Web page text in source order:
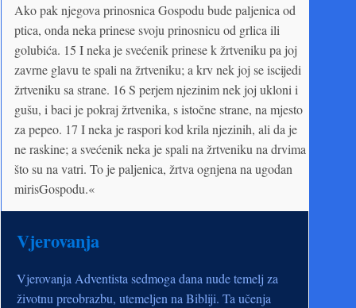
Ako pak njegova prinosnica Gospodu bude paljenica od
ptica, onda neka prinese svoju prinosnicu od grlica ili
golubića. 15 I neka je svećenik prinese k žrtveniku pa joj
zavrne glavu te spali na žrtveniku; a krv nek joj se iscijedi
žrtveniku sa strane. 16 S perjem njezinim nek joj ukloni i
gušu, i baci je pokraj žrtvenika, s istočne strane, na mjesto
za pepeo. 17 I neka je raspori kod krila njezinih, ali da je
ne raskine; a svećenik neka je spali na žrtveniku na drvima
što su na vatri. To je paljenica, žrtva ognjena na ugodan
mirisGospodu.«
Vjerovanja
Vjerovanja Adventista sedmoga dana nude temelj za
životnu preobrazbu, utemeljen na Bibliji. Ta učenja